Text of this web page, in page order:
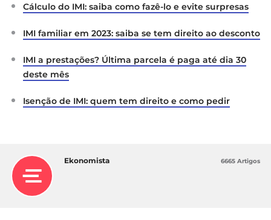
Cálculo do IMI: saiba como fazê-lo e evite surpresas
IMI familiar em 2023: saiba se tem direito ao desconto
IMI a prestações? Última parcela é paga até dia 30
deste mês
Isenção de IMI: quem tem direito e como pedir
Ekonomista 6665 Artigos